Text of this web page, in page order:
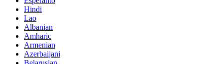
Hindi
Lao
Albanian
Amharic
Armenian
Azerbaijani